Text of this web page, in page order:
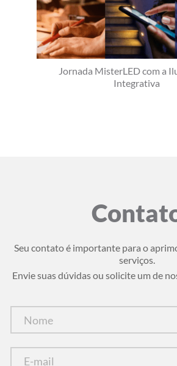
Jornada MisterLED com a
Integrativa
Seu contato é importante para o
serviços.
Envie suas dúvidas ou solicite um de